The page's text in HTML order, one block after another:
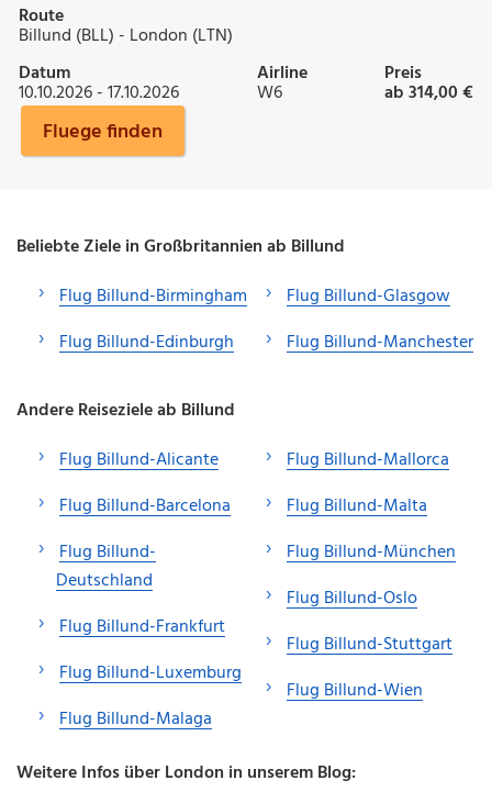
Route
Billund (BLL) - London (LTN)
Datum
10.10.2026 - 17.10.2026
Airline
W6
Preis
ab 314,00 €
Fluege finden
Beliebte Ziele in Großbritannien ab Billund
Flug Billund-Birmingham
Flug Billund-Edinburgh
Flug Billund-Glasgow
Flug Billund-Manchester
Andere Reiseziele ab Billund
Flug Billund-Alicante
Flug Billund-Barcelona
Flug Billund-
Deutschland
Flug Billund-Frankfurt
Flug Billund-Luxemburg
Flug Billund-Malaga
Flug Billund-Mallorca
Flug Billund-Malta
Flug Billund-München
Flug Billund-Oslo
Flug Billund-Stuttgart
Flug Billund-Wien
Weitere Infos über London in unserem Blog: